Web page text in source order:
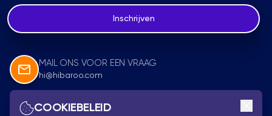
Inschrijven
MAIL ONS VOOR EEN VRAAG
hi@hibaroo.com
COOKIEBELEID